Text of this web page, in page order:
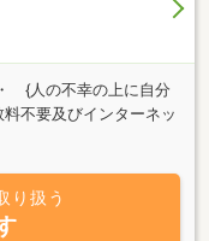
{人の不幸の上に自分
不要及びインターネッ
ます。どんな人にも親
護者等大歓迎で
！
り扱う